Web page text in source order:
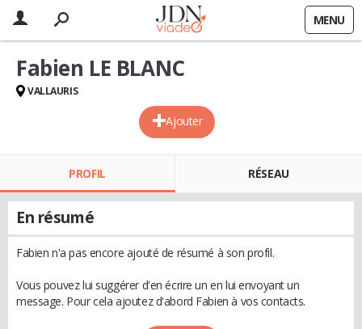
MENU
Ajouter
Fabien LE BLANC
VALLAURIS
PROFIL RÉSEAU
En résumé
Fabien n'a pas encore ajouté de résumé à son profil.
Vous pouvez lui suggérer d'en écrire un en lui envoyant un
message. Pour cela ajoutez d'abord Fabien à vos contacts.